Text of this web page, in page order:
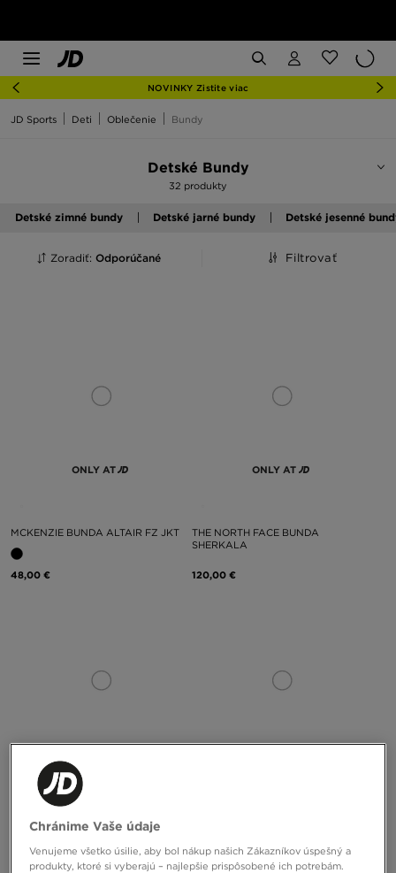
NOVINKY Zistite viac
JD Sports Deti Oblečenie Bundy
Detské Bundy
32 produkty
Detské zimné bundy Detské jarné bundy Detské jesenné
Zoradiť: Odporúčané Filtrovať
ONLY AT
MCKENZIE BUNDA ALTAIR FZ JKT
48,00 €
ONLY AT
THE NORTH FACE BUNDA
SHERKALA
120,00 €
PARALLEL V2 -
85,00 €
Chránime Vaše údaje
Venujeme všetko úsilie, aby bol nákup našich Zákazníkov úspešný a
produkty, ktoré si vyberajú – najlepšie prispôsobené ich potrebám.